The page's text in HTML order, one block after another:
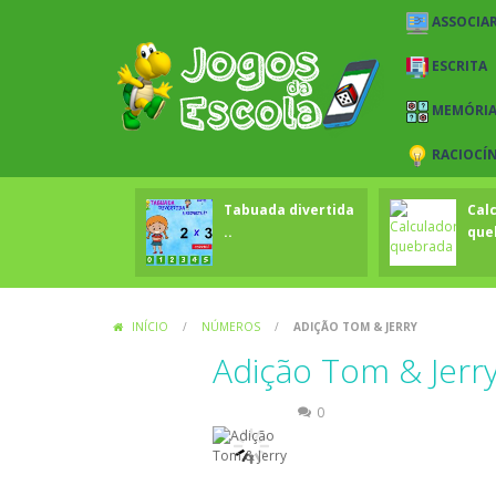
ESCRITA
MEMÓRIA
Tabuada divertida
..
INÍCIO / NÚMEROS / ADIÇÃO TOM & JERRY
Adição Tom &
0